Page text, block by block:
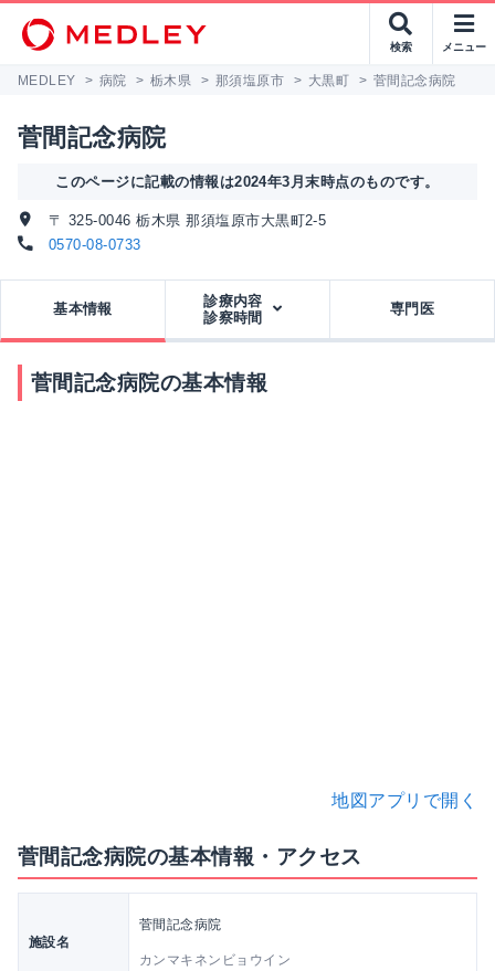
検索 メニュー
MEDLEY > 病院 > 栃木県 > 那須塩原市 > 大黒町 > 菅間記念病院
菅間記念病院
このページに記載の情報は2024年3月末時点のものです。
〒 325-0046 栃木県 那須塩原市大黒町2-5
0570-08-0733
基本情報
診療内容
診察時間
専門医
菅間記念病院の基本情報
地図アプリで開く
菅間記念病院の基本情報・アクセス
施設名
菅間記念病院
カンマキネンビョウイン